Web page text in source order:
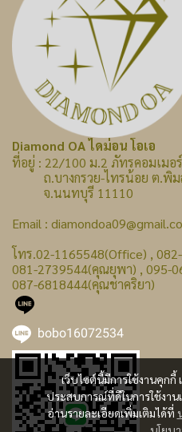
เว็บไซต์นี้มีการใช้งานคุก
ประสบการณ์ที่ดีในการใช้งา
อ่านรายละเอียดเพิ่มเติมได้ที่
Diamond OA ไดม่อน โอเอ
ที่อยู่ : 22/100 ม.2 ภัทรคอมเมอ
ถ.บางกรวย-ไทรน้อย ต.พิมล
จ.นนทบุรี 11110
Email :
โทร.02-1165548(Office) ,
081-2739544(คุณยุพา) , 095-
087-6818444(คุณชาคริยา)
bobo16072534